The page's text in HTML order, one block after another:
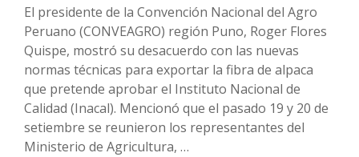
El presidente de la Convención Nacional del Agro
Peruano (CONVEAGRO) región Puno, Roger Flores
Quispe, mostró su desacuerdo con las nuevas
normas técnicas para exportar la fibra de alpaca
que pretende aprobar el Instituto Nacional de
Calidad (Inacal). Mencionó que el pasado 19 y 20 de
setiembre se reunieron los representantes del
Ministerio de Agricultura, …